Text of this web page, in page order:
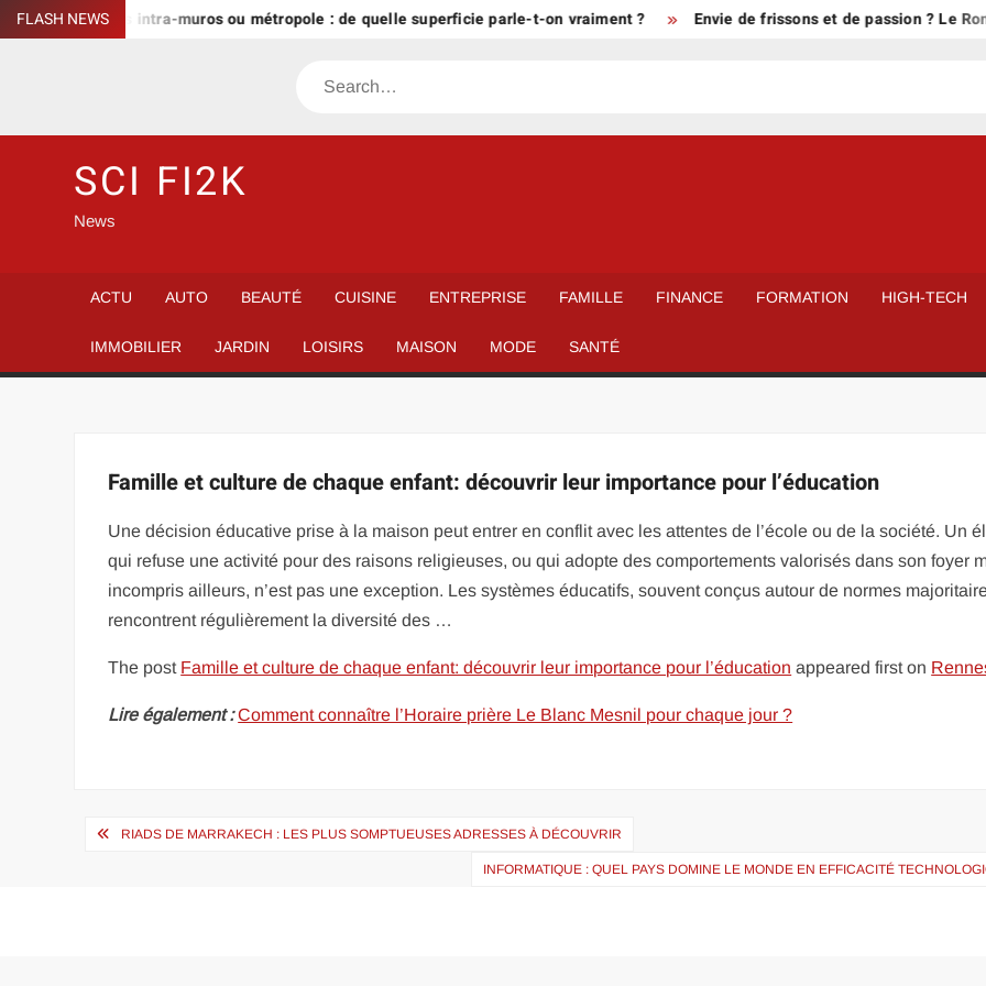
Skip
to
FLASH NEWS
? Paris intra-muros ou métropole : de quelle superficie parle-t-on vraiment ? Envie de frissons et de passion ? Le
Search
SCI FI2K
News
ACTU AUTO BEAUTÉ CUISINE ENTREPRISE FAMILLE FINANCE FORMATION HIGH-TECH
IMMOBILIER JARDIN LOISIRS MAISON MODE SANTÉ
Famille et culture de chaque enfant: découvrir leur importance pour l’éducation
Une décision éducative prise à la maison peut entrer en conflit avec les attentes de l’école ou de la société. Un
qui refuse une activité pour des raisons religieuses, ou qui adopte des comportements valorisés dans son foyer
incompris ailleurs, n’est pas une exception. Les systèmes éducatifs, souvent conçus autour de normes
rencontrent régulièrement la diversité des …
The post Famille et culture de chaque enfant: découvrir leur importance pour l’éducation appeared first on
Lire également : Comment connaître l’Horaire prière Le Blanc Mesnil pour chaque jour ?
Navigation
RIADS DE MARRAKECH : LES PLUS SOMPTUEUSES ADRESSES À DÉCOUVRIR
INFORMATIQUE : QUEL PAYS DOMINE LE MONDE EN EFFICACITÉ